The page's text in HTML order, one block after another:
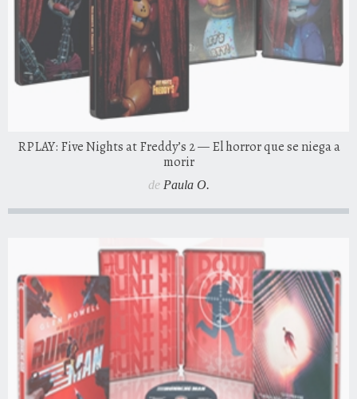
RPLAY: Five Nights at Freddy’s 2 — El horror que se niega a
morir
de Paula O.